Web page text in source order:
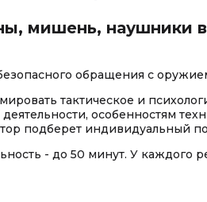
мишень, наушники
обращения с
тактическое и
особенностям
подберет индивидуальный
- до 50 минут. У каждого